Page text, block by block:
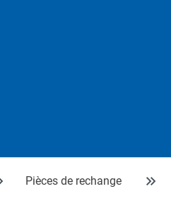
Pièces de rechange